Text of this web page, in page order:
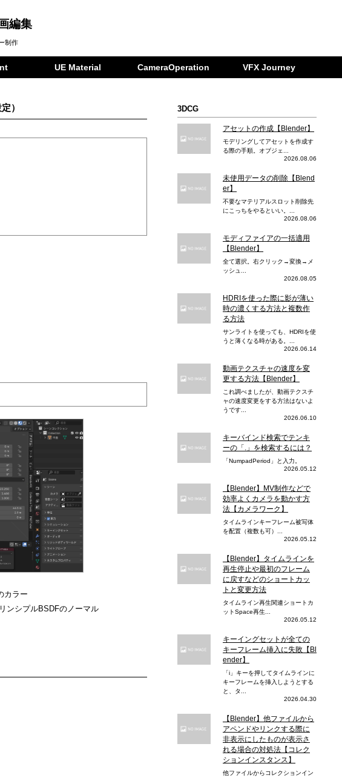
編集
制作
UE Material CameraOperation VFX Journey
）
ラー
のノーマル
3DCG
アセットの作成【Blender】
モデリングしてアセットを作成す
る際の手順。オブジェ...
2026.08.06
未使用データの削除【Blend
er】
不要なマテリアルスロット削除先
にこっちをやるといい。...
2026.08.06
モディファイアの一括適用
【Blender】
全て選択。右クリック→変換→メ
ッシュ...
2026.08.05
HDRIを使った際に影が薄い
時の濃くする方法と複数作
る方法
サンライトを使っても、HDRIを使
うと薄くなる時がある。...
2026.06.14
動画テクスチャの速度を変
更する方法【Blender】
これ調べましたが、動画テクスチ
ャの速度変更をする方法はないよ
うです...
2026.06.10
キーバインド検索でテンキ
ーの「.」を検索するには？
「NumpadPeriod」と入力。
2026.05.12
【Blender】MV制作などで
効率よくカメラを動かす方
法【カメラワーク】
タイムラインキーフレーム被写体
を配置（複数も可）...
2026.05.12
【Blender】タイムラインを
再生停止や最初のフレーム
に戻すなどのショートカッ
トと変更方法
タイムライン再生関連ショートカ
ットSpace再生...
2026.05.12
キーイングセットが全ての
キーフレーム挿入に失敗【Bl
ender】
「i」キーを押してタイムラインに
キーフレームを挿入しようとする
と、タ...
2026.04.30
【Blender】他ファイルから
アペンドやリンクする際に
非表示にしたものが表示さ
れる場合の対処法【コレク
ションインスタンス】
他ファイルからコレクションイン